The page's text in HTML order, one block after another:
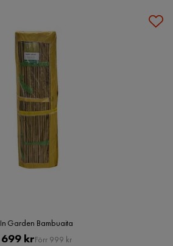
In Garden Bambuaita
Pris
699 krOriginal
Förr 999 kr